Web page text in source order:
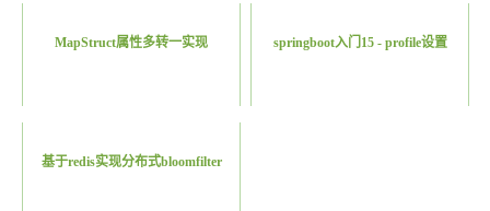
MapStruct属性多转一实现 springboot入门15 - profile设置
基于redis实现分布式bloomfilter